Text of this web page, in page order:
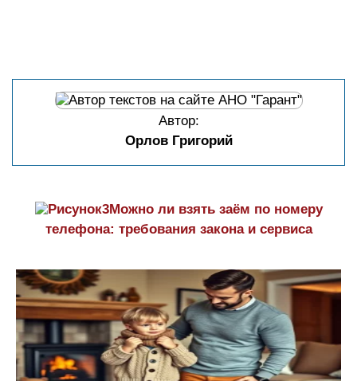
Автор:
Орлов Григорий
Можно ли взять заём по номеру
телефона: требования закона и сервиса